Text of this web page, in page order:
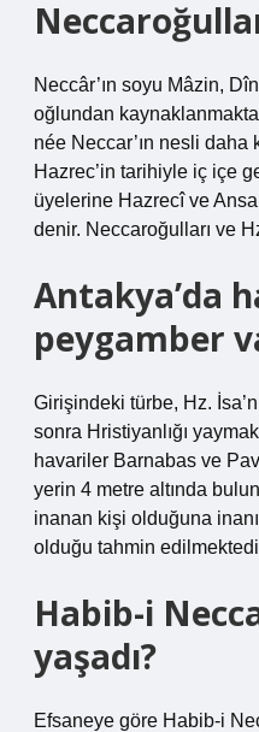
Neccâr’ın soyu Mâzin,
oğlundan
née Neccar’ın nesli daha
Hazrec’in tarihiyle iç içe
üyelerine Hazrecî ve
denir. Neccaroğulları ve
Antakya’da
peygamber
Girişindeki türbe, Hz.
sonra Hristiyanlığı
havariler Barnabas ve
yerin 4 metre altında
inanan kişi olduğuna
olduğu tahmin
Habib-i
yaşadı?
Efsaneye göre Habib-i